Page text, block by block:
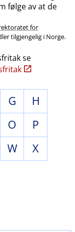
følge av at de
for
tilgjengelig i Norge.
se
G
H
O
P
W
X